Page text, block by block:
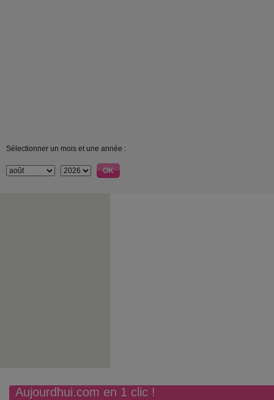
Sélectionner un mois et une année :
Aujourdhui.com en 1 clic !